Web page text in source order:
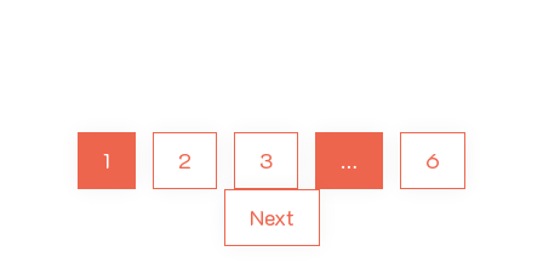
1 2 3 …
6
Next